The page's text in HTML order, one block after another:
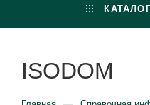
ISODOM